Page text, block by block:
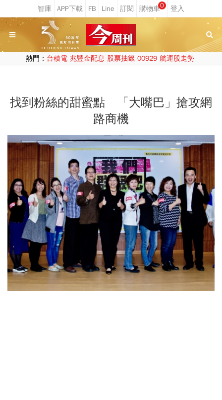
0
熱門： 台積電 兆豐金配息 股票抽籤 00929 航運股走勢
找到粉絲的甜蜜點 「大嘴巴」搶攻網
路商機